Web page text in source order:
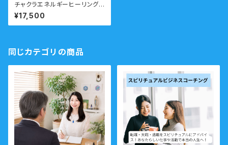
チャクラエネルギーヒーリング9
0分 ７つのチャクラを心身から
ヒーリング 対面・オンライン
¥17,500
同じカテゴリの商品